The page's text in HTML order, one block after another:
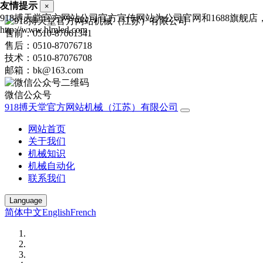
售前：0510-87061341
售后：0510-87076718
技术：0510-87076708
邮箱：bk@163.com
微信公众号
918搏天堂官方网站机械（江苏）有限公司
网站首页
关于我们
机械知识
机械自动化
联系我们
Language
简体中文EnglishFrench
友情提示 ×
918搏天堂官方网站公司官方宣传网站为公司官网和1688旗舰
http://www.hlmled.com